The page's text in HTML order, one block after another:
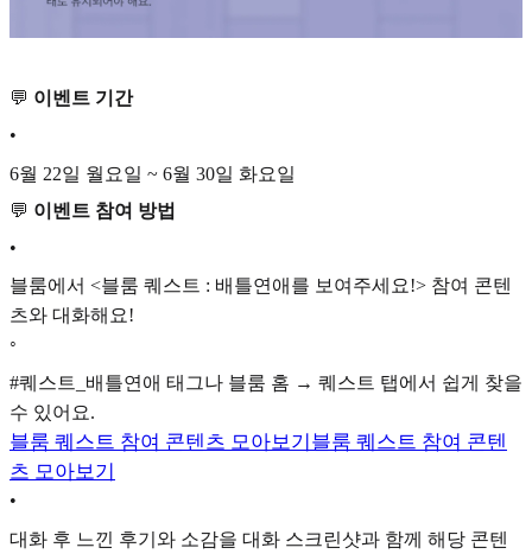
💬 이벤트 기간
•
6월 22일 월요일 ~ 6월 30일 화요일
💬 이벤트 참여 방법
•
블룸에서 <블룸 퀘스트 : 배틀연애를 보여주세요!> 참여 콘텐
츠와 대화해요!
◦
#퀘스트_배틀연애 태그나 블룸 홈 → 퀘스트 탭에서 쉽게 찾을
수 있어요.
블룸 퀘스트 참여 콘텐츠 모아보기 블룸 퀘스트 참여 콘텐
츠 모아보기
•
대화 후 느낀 후기와 소감을 대화 스크린샷과 함께 해당 콘텐